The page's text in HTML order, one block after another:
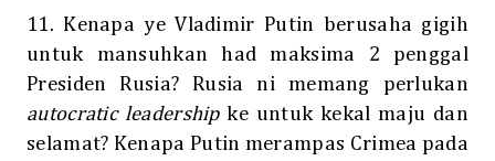
11. Kenapa ye Vladimir Putin berusaha gigih
untuk mansuhkan had maksima 2 penggal
Presiden Rusia? Rusia ni memang perlukan
autocratic leadershipke untuk kekal maju dan
selamat? Kenapa Putin merampas Crimea pada